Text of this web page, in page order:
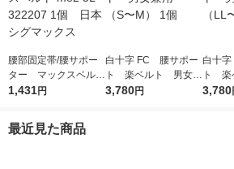
腰部固定帯/腰サポー
ター マックスベルト
me2 5L 322207 1個
1,431円
白十字 FC 腰サポー
ト 楽ベルト 男女兼
3,780円
白十
ト 楽
3,780
最近見た商品